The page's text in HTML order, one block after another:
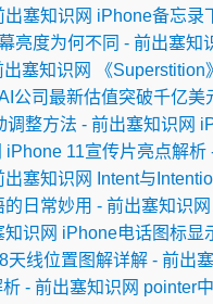
塞知识网 iPhone备忘录
亮度为何不同 - 前出塞知
塞知识网
《
公司最新估值突破千亿美
整方法 - 前出塞知识网
iPhone 11宣传片亮点解析
塞知识网
Intent与
的日常妙用 - 前出塞知识网
识网 iPhone电话图标显
天线位置图解详解 - 前出
- 前出塞知识网 pointer